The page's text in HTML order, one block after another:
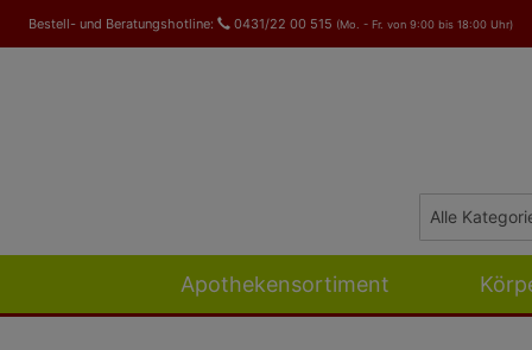
Bestell- und Beratungshotline: 0431/22 00 515 (Mo. - Fr. von 9:00 bis 18:00 Uhr)
Apothekensortiment